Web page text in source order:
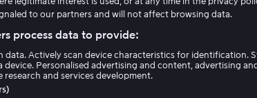
ikoniske
tilbake
Svik. Løgner. Kjærlighet.
to our partners and will not affect browsing data.
process data to provide:
data. Actively scan device characteristics for identification.
device. Personalised advertising and content, advertising
research and services development.